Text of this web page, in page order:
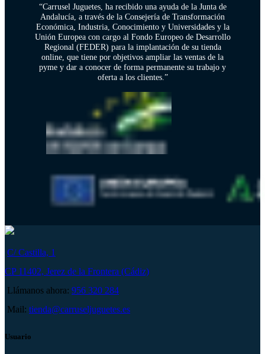
“Carrusel Juguetes, ha recibido una ayuda de la Junta de
Andalucía, a través de la Consejería de Transformación
Económica, Industria, Conocimiento y Universidades y la
Unión Europea con cargo al Fondo Europeo de Desarrollo
Regional (FEDER) para la implantación de su tienda
online, que tiene por objetivos ampliar las ventas de la
pyme y dar a conocer de forma permanente su trabajo y
oferta a los clientes.”
C/ Castilla, 1
CP 11402, Jerez de la Frontera (Cádiz)
Llámanos ahora: 956 320 284
Mail: tienda@carruseljuguetes.es
Usuario